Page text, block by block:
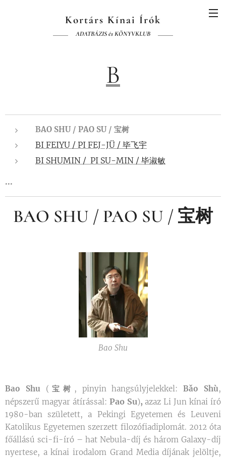
Kortárs Kínai Írók
ADATBÁZIS és KÖNYVKLUB
B
BAO SHU / PAO SU / 宝树
BI FEIYU / PI FEJ-JÜ / 毕飞宇
BI SHUMIN / PI SU-MIN / 毕淑敏
...
BAO SHU / PAO SU / 宝树
Bao Shu
Bao Shu( 宝树 , pinyin hangsúlyjelekkel:Bǎo Shù,
népszerű magyar átírással: Pao Su), azaz Li Jun kínai író
1980-ban született, a Pekingi Egyetemen és Leuveni
Katolikus Egyetemen szerzett filozófiadiplomát. 2012 óta
főállású sci-fi-író – hat Nebula-díj és három Galaxy-díj
nyertese, a kínai irodalom Grand Media díjának jelöltje,